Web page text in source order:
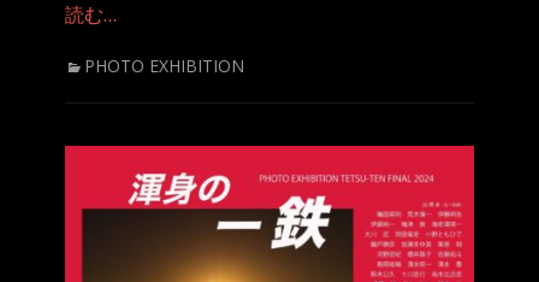
読む…
カ
リ
PHOTO EXHIBITION